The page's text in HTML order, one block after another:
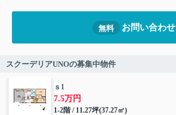
無料 お問い合わせ
スクーデリアUNOの募集中物件
ｓ1
7.5万円
1-2階 / 11.27坪(37.27㎡)